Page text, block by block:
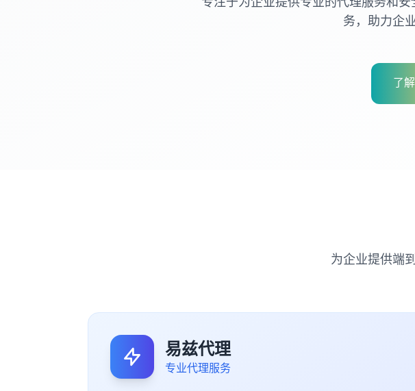
务，助力企
了
为企业提供端
易兹代理
专业代理服务